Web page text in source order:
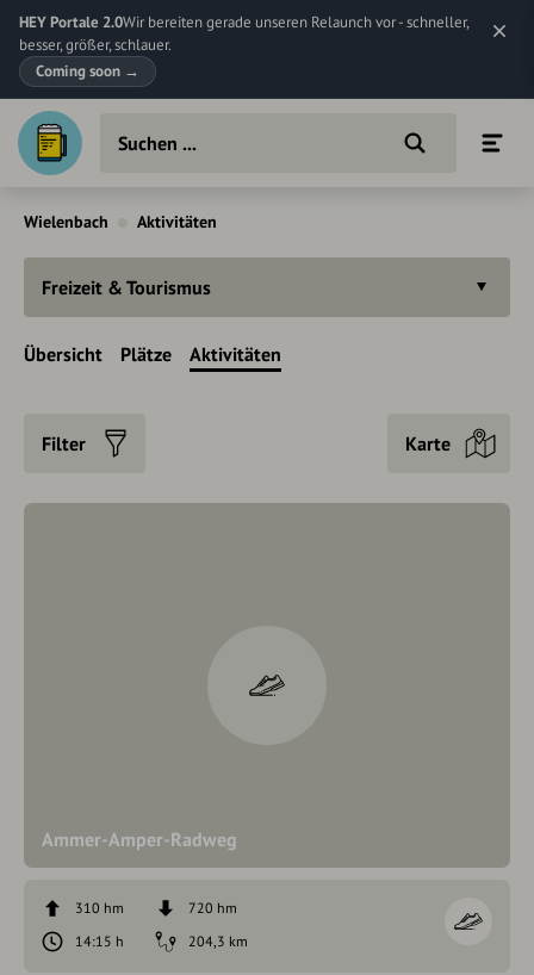
HEY Portale 2.0Wir bereiten gerade unseren Relaunch vor - schneller,
besser, größer, schlauer.
Coming soon →
Wielenbach Aktivitäten
Freizeit & Tourismus
Übersicht Plätze Aktivitäten
Filter Karte
Ammer-Amper-Radweg
310 hm
720 hm
14:15 h
204,3 km